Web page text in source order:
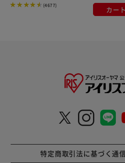
(4677) カー
特定商取引法に基づく通